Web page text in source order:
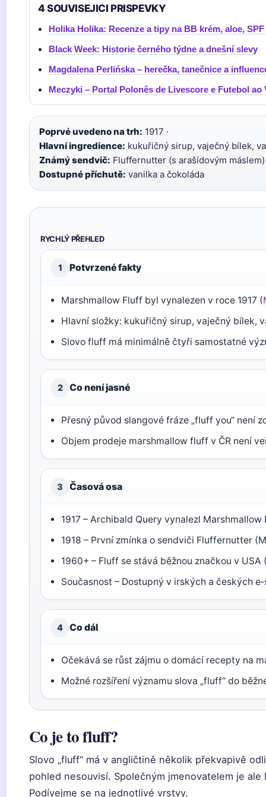
4 SOUVISEJICI PRISPEVKY
Holika Holika: Recenze a tipy na BB krém, aloe,
Black Week: Historie černého týdne a dnešní slevy
Magdalena Perlińska – herečka, tanečnice a
Meczyki – Portal Polonês de Livescore e Futebol ao
Poprvé uvedeno na trh: 1917 ·
Hlavní ingredience: kukuřičný sirup, vaječný bílek,
Známý sendvič: Fluffernutter (s arašídovým máslem)
Dostupné příchutě: vanilka a čokoláda
RYCHLÝ PŘEHLED
1 Potvrzené fakty
Marshmallow Fluff byl vynalezen v roce 1917 (
Hlavní složky: kukuřičný sirup, vaječný bílek,
Slovo fluff má minimálně čtyři samostatné
2 Co není jasné
Přesný původ slangové fráze „fluff you“ není
Objem prodeje marshmallow fluff v ČR není
3 Časová osa
1917 – Archibald Query vynalezl Marshmallow
1918 – První zmínka o sendviči Fluffernutter
1960+ – Fluff se stává běžnou značkou v USA
Současnost – Dostupný v irských a českých
4 Co dál
Očekává se růst zájmu o domácí recepty na
Možné rozšíření významu slova „fluff“ do
Co je to fluff?
Slovo „fluff“ má v angličtině několik překvapivě
pohled nesouvisí. Společným jmenovatelem je
Podívejme se na jednotlivé vrstvy.